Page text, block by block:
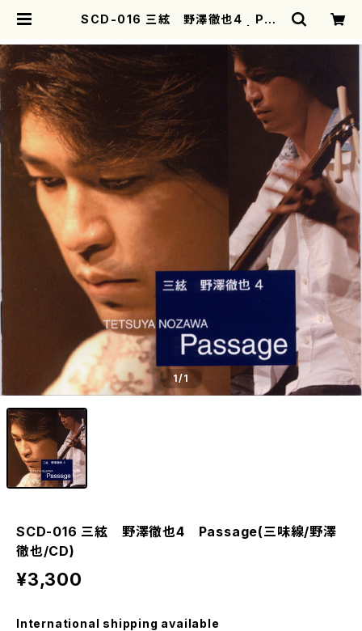
SCD-016 三絃 野澤徹也4 Pas
herearth
1/1
SCD-016 三絃 野澤徹也4 Passage(三味線/野澤
徹也/CD)
¥3,300
International shipping available